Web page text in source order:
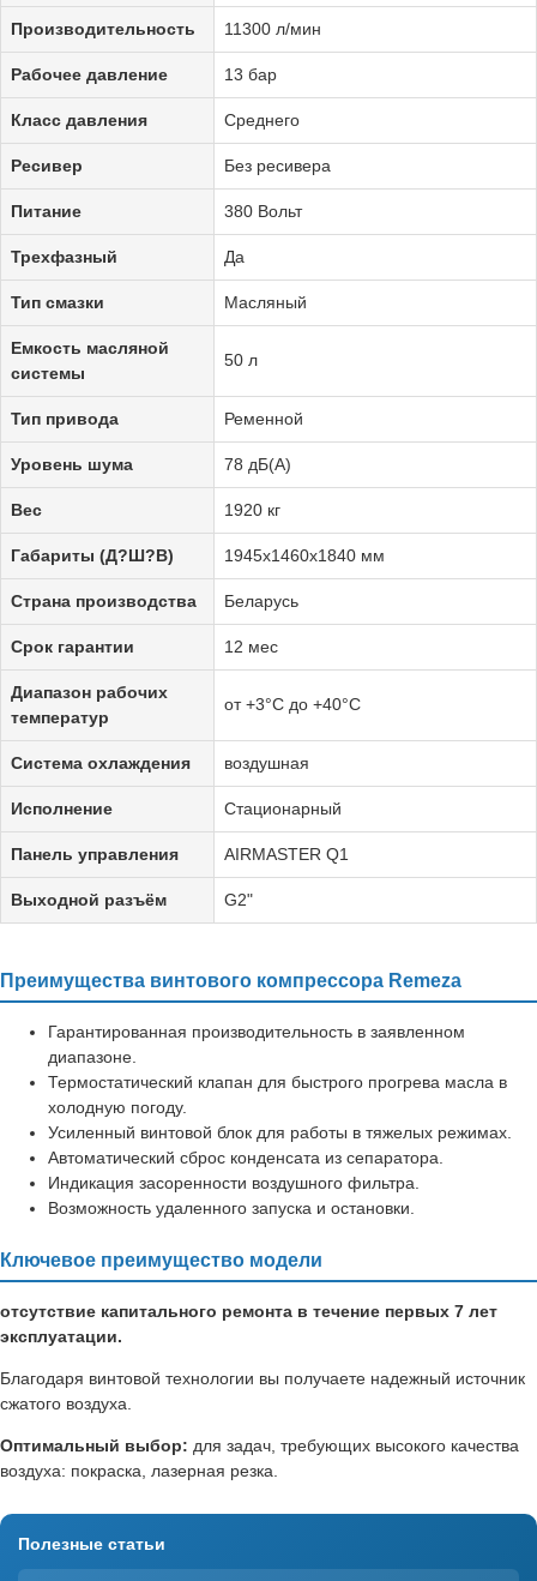
Производительность 11300 л/мин
Рабочее давление 13 бар
Класс давления Среднего
Ресивер Без ресивера
Питание 380 Вольт
Трехфазный Да
Тип смазки Масляный
Емкость масляной
системы
50 л
Тип привода Ременной
Уровень шума 78 дБ(А)
Вес 1920 кг
Габариты (Д?Ш?В) 1945х1460х1840 мм
Страна производства Беларусь
Срок гарантии 12 мес
Диапазон рабочих
температур
от +3°C до +40°C
Система охлаждения воздушная
Исполнение Стационарный
Панель управления AIRMASTER Q1
Выходной разъём G2"
Преимущества винтового компрессора Remeza
Гарантированная производительность в заявленном
диапазоне.
Термостатический клапан для быстрого прогрева масла в
холодную погоду.
Усиленный винтовой блок для работы в тяжелых режимах.
Автоматический сброс конденсата из сепаратора.
Индикация засоренности воздушного фильтра.
Возможность удаленного запуска и остановки.
Ключевое преимущество модели
отсутствие капитального ремонта в течение первых 7 лет
эксплуатации.
Благодаря винтовой технологии вы получаете надежный источник
сжатого воздуха.
Оптимальный выбор: для задач, требующих высокого качества
воздуха: покраска, лазерная резка.
Полезные статьи